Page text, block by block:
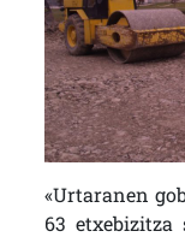
«Urtaranen
63